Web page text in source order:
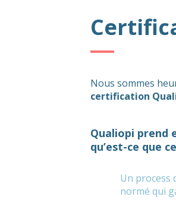
Nous sommes
certification
Qualiopi prend
qu’est-ce que
Un process
normé qui